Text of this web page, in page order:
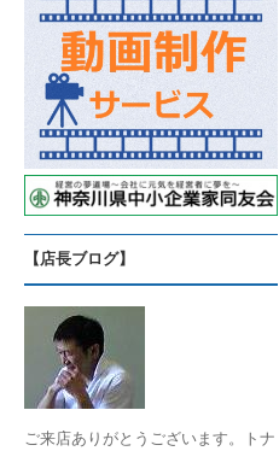
【店長ブログ】
ご来店ありがとうございます。トナ